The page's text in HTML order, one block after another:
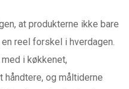
at produkterne ikke bare
reel forskel i hverdagen.
i køkkenet,
håndtere, og måltiderne